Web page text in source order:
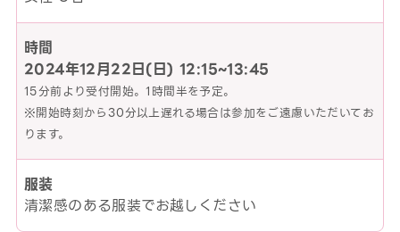
時間
2024年12月22日(日) 12:15~13:45
15分前より受付開始。1時間半を予定。
※開始時刻から30分以上遅れる場合は参加をご遠慮いただいてお
ります。
服装
清潔感のある服装でお越しください